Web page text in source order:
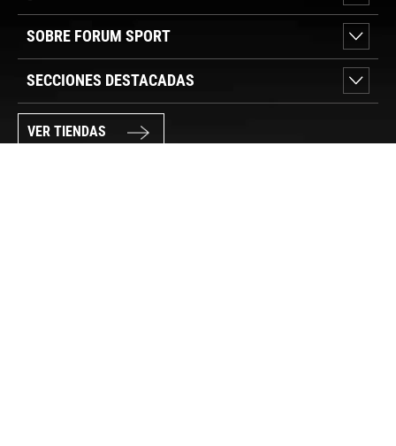
SOBRE FORUM SPORT
SECCIONES DESTACADAS
VER TIENDAS